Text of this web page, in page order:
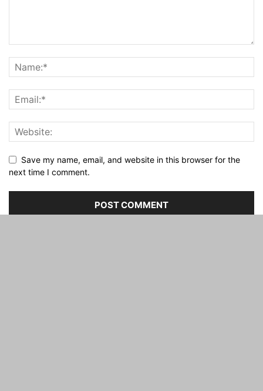
Save my name, email, and website in this browser for the
next time I comment.